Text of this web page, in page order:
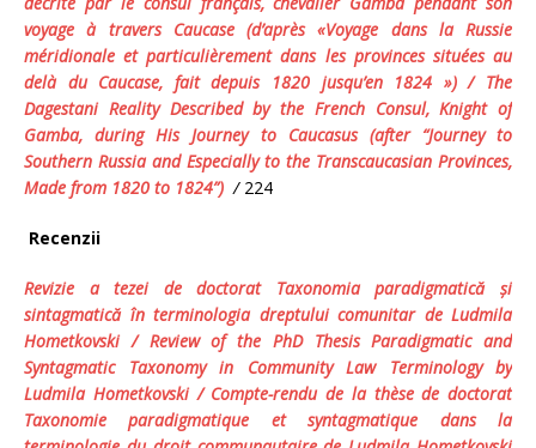
voyage à travers Caucase (d’après «Voyage dans la Russie
méridionale et particulièrement dans les provinces situées au
delà du Caucase, fait depuis 1820 jusqu’en 1824 ») / The
Dagestani Reality Described by the French Consul, Knight of
Gamba, during His Journey to Caucasus (after “Journey to
Southern Russia and Especially to the Transcaucasian Provinces,
Made from 1820 to 1824”) / 224
Recenzii
Revizie a tezei de doctorat Taxonomia paradigmatică şi
sintagmatică în terminologia dreptului comunitarde Ludmila
Hometkovski/ Review of the PhD ThesisParadigmatic and
Syntagmatic Taxonomy in Community Law Terminologyby
Ludmila Hometkovski / Compte-rendu de la thèse de doctorat
Taxonomie paradigmatique et syntagmatique dans la